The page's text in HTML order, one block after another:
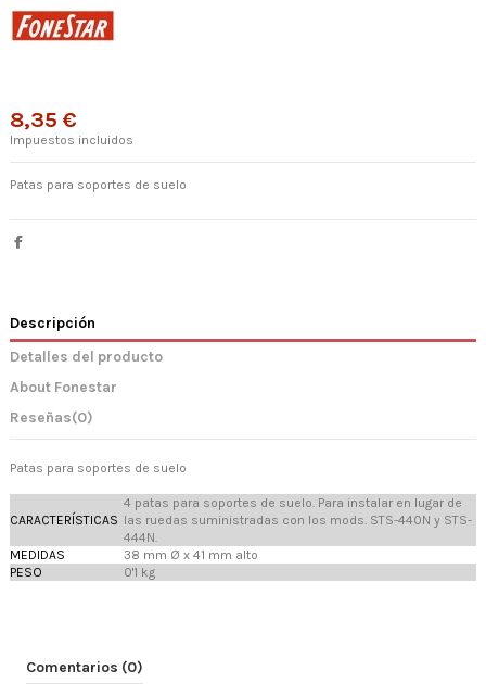
8,35 €
Impuestos incluidos
Patas para soportes de suelo
Descripción
Detalles del producto
About Fonestar
Reseñas(0)
Patas para soportes de suelo
CARACTERÍSTICAS
4 patas para soportes de suelo. Para instalar en lugar de
las ruedas suministradas con los mods. STS-440N y STS-
444N.
MEDIDAS
38 mm Ø x 41 mm alto
PESO
0'1 kg
Comentarios (0)